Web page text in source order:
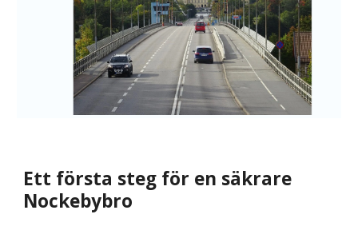
Ett första steg för en säkrare
Nockebybro